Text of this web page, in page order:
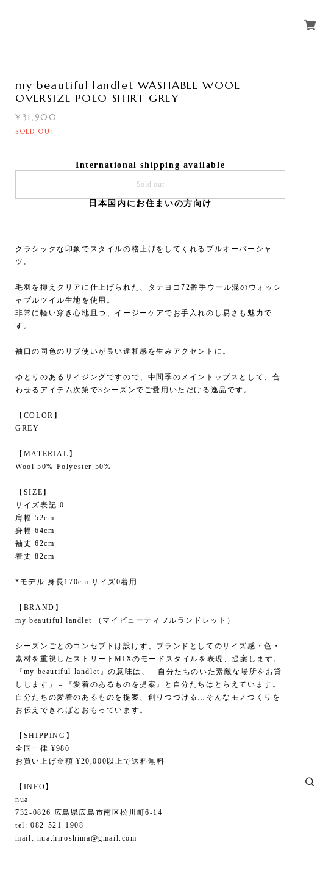
my beautiful landlet WASHABLE WOOL
OVERSIZE POLO SHIRT GREY
¥31,900
SOLD OUT
International shipping available
Sold out
日本国内にお住まいの方向け
クラシックな印象でスタイルの格上げをしてくれるプルオーバーシャ
ツ。
毛羽を抑えクリアに仕上げられた、タテヨコ72番手ウール混のウォッシ
ャブルツイル生地を使用。
非常に軽い穿き心地且つ、イージーケアでお手入れのし易さも魅力で
す。
袖口の同色のリブ使いが良い違和感を生みアクセントに。
ゆとりのあるサイジングですので、中間季のメイントップスとして、合
わせるアイテム次第で3シーズンでご愛用いただける逸品です。
【COLOR】
GREY
【MATERIAL】
Wool 50% Polyester 50%
【SIZE】
サイズ表記 0
肩幅 52cm
身幅 64cm
袖丈 62cm
着丈 82cm
*モデル 身長170cm サイズ0着用
【BRAND】
my beautiful landlet （マイビューティフルランドレット）
シーズンごとのコンセプトは設けず、ブランドとしてのサイズ感・色・
素材を重視したストリートMIXのモードスタイルを表現、提案します。
『my beautiful landlet』の意味は、「自分たちのいた素敵な場所をお貸
しします」＝『愛着のあるものを提案』と自分たちはとらえています。
自分たちの愛着のあるものを提案、創りつづける…そんなモノつくりを
お伝えできればとおもっています。
【SHIPPING】
全国一律 ¥980
お買い上げ金額 ¥20,000以上で送料無料
【INFO】
nua
732-0826 広島県広島市南区松川町6-14
tel: 082-521-1908
mail: nua.hiroshima@gmail.com